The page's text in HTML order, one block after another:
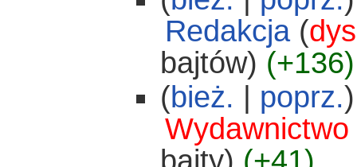
Redakcja (
bajtów) (+136)
(bież. poprz.)
Wydawnictwo